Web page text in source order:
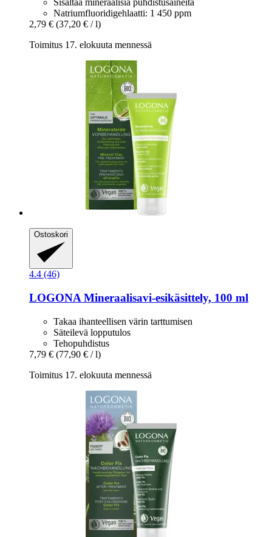
Natriumfluoridigehlaatti: 1 450 ppm
2,79 € (37,20 € / l)
Toimitus 17. elokuuta mennessä
Ostoskori
4.4 (46)
LOGONA Mineraalisavi-​esikäsittely, 100 ml
Takaa ihanteellisen värin tarttumisen
Säteilevä lopputulos
Tehopuhdistus
7,79 € (77,90 € / l)
Toimitus 17. elokuuta mennessä